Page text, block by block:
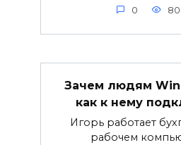
0
Зачем людям
как к нему
Игорь работает
рабочем